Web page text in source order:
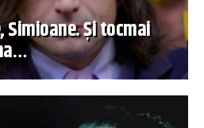
Simioane. Și tocmai